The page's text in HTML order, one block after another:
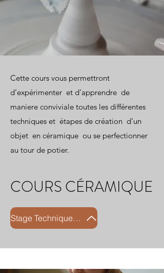
Cette cours vous permettront
d’expérimenter et d’apprendre de
maniere conviviale toutes les différentes
techniques et étapes de création d’un
objet en céramique ou se perfectionner
au tour de potier.
COURS CÉRAMIQUE
Stage Technique marbré